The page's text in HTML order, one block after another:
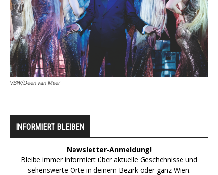
VBW/Deen van Meer
INFORMIERT BLEIBEN
Newsletter-Anmeldung!
Bleibe immer informiert über aktuelle Geschehnisse und
sehenswerte Orte in deinem Bezirk oder ganz Wien.